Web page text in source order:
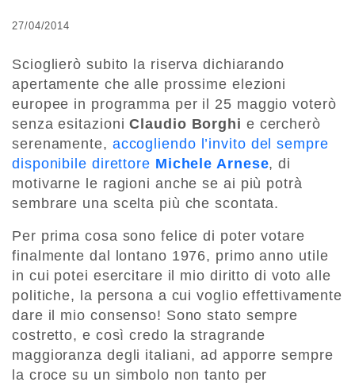
27/04/2014
Scioglierò subito la riserva dichiarando
apertamente che alle prossime elezioni
europee in programma per il 25 maggio voterò
senza esitazioni Claudio Borghi e cercherò
serenamente, accogliendo l’invito del sempre
disponibile direttore Michele Arnese, di
motivarne le ragioni anche se ai più potrà
sembrare una scelta più che scontata.
Per prima cosa sono felice di poter votare
finalmente dal lontano 1976, primo anno utile
in cui potei esercitare il mio diritto di voto alle
politiche, la persona a cui voglio effettivamente
dare il mio consenso! Sono stato sempre
costretto, e così credo la stragrande
maggioranza degli italiani, ad apporre sempre
la croce su un simbolo non tanto per